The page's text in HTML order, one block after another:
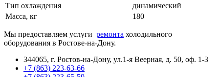
Тип охлаждения
динамический
Масса, кг
180
Мы предоставляем услуги ремонта холодильного
оборудования в Ростове-на-Дону.
344065, г. Ростов-на-Дону, ул.1-я Веерная, д. 50, оф. 1-3
+7 (863) 223-63-66